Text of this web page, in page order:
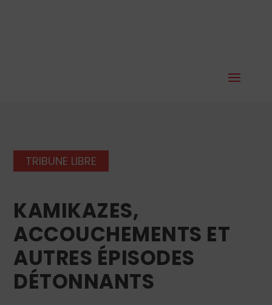
TRIBUNE LIBRE
KAMIKAZES,
ACCOUCHEMENTS ET
AUTRES ÉPISODES
DÉTONNANTS